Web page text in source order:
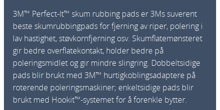
n
n
e
c
t
C
o
m
3M™ Perfect-It™ skum rubbing pads er 3Ms suverent
beste skumrubbingpads for fjerning av riper, polering i
lav hastighet, støvkornfjerning osv. Skumflatemønsteret
gir bedre overflatekontakt, holder bedre på
poleringsmidlet og gir mindre slingring. Dobbeltsidige
pads blir brukt med 3M™ hurtigkoblingsadaptere på
roterende poleringsmaskiner; enkeltsidige pads blir
brukt med Hookit™-systemet for å forenkle bytter.